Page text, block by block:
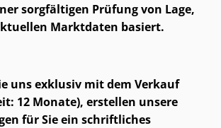
sorgfältigen Prüfung von Lage,
Marktdaten basiert.
uns exklusiv mit dem Verkauf
12 Monate), erstellen unsere
für Sie ein schriftliches